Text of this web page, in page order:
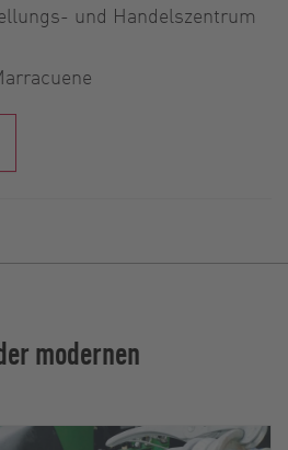
und Handelszentrum
modernen